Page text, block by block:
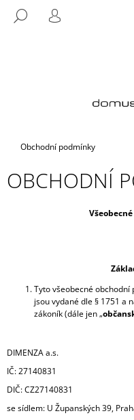
HLEDAT
PŘIHLÁŠENÍ
Domů
Obchodní podmínky
OBCHODNÍ
Tyto všeobecné obchodní
jsou vydané dle § 1751 a
zákoník (dále jen „
DIMENZA a.s.
IČ: 27140831
DIČ: CZ27140831
se sídlem: U Županských 39,
T
E
Í
T
?